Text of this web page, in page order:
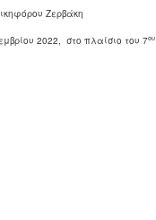
Ζερβάκη
2022, στο πλαίσιο του 7ου